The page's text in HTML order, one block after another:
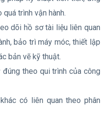
trình vận hành.
dõi hồ sơ tài liệu liên quan
bảo trì máy móc, thiết lập
bản vẽ kỹ thuật.
theo qui trình của công
có liên quan theo phân